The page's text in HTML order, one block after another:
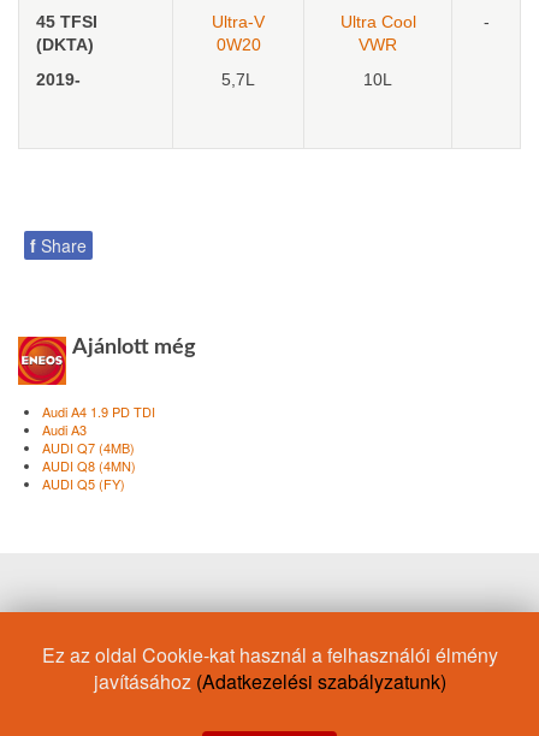
45 TFSI
(DKTA)
2019-
Ultra-V
0W20
5,7L
Ultra Cool
VWR
10L
-
f Share
Ajánlott még
Audi A4 1.9 PD TDI
Audi A3
AUDI Q7 (4MB)
AUDI Q8 (4MN)
AUDI Q5 (FY)
Racing
Motorolaj/Daewoo 10W-60
ACEA B5
Motorolaj/Honda
Motorolaj/RN17 Japan
Fékfolyadék
villaolaj 15W-50
Ez az oldal Cookie-kat használ a felhasználói élmény
javításához (Adatkezelési szabályzatunk)